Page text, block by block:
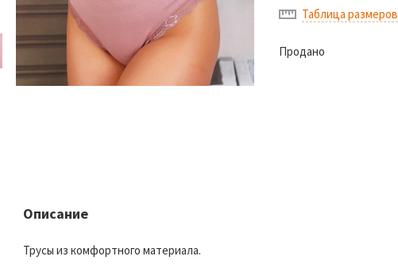
Таблица размеров
Продано
Описание
Трусы из комфортного материала.